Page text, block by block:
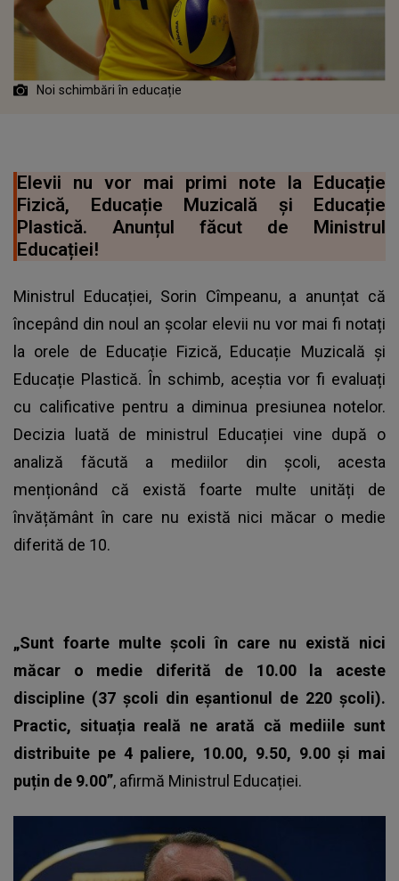
Noi schimbări în educație
Elevii nu vor mai primi note la Educație
Fizică, Educație Muzicală și Educație
Plastică. Anunțul făcut de Ministrul
Educației!
Ministrul Educației, Sorin Cîmpeanu, a anunțat că
începând din noul an școlar elevii nu vor mai fi notați
la orele de Educație Fizică, Educație Muzicală și
Educație Plastică. În schimb, aceștia vor fi evaluați
cu calificative pentru a diminua presiunea notelor.
Decizia luată de ministrul Educației vine după o
analiză făcută a mediilor din școli, acesta
menționând că există foarte multe unități de
învățământ în care nu există nici măcar o medie
diferită de 10.
„Sunt foarte multe școli în care nu există nici
măcar o medie diferită de 10.00 la aceste
discipline (37 școli din eșantionul de 220 școli).
Practic, situația reală ne arată că mediile sunt
distribuite pe 4 paliere, 10.00, 9.50, 9.00 și mai
puțin de 9.00”, afirmă Ministrul Educației.